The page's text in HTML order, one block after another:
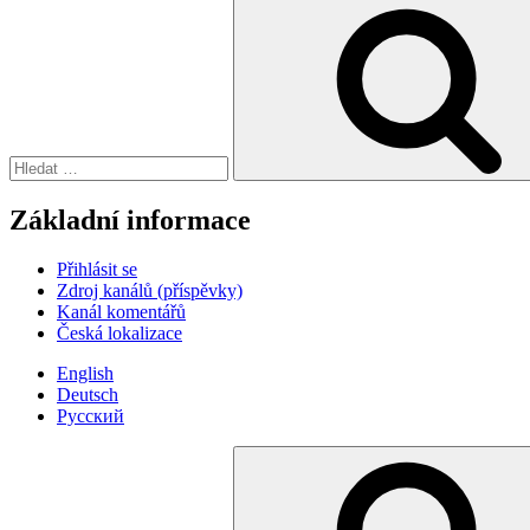
Základní informace
Přihlásit se
Zdroj kanálů (příspěvky)
Kanál komentářů
Česká lokalizace
English
Deutsch
Русский